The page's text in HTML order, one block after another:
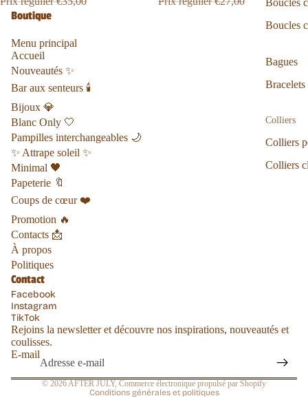
Boucles
Boucles
Bagues
Bracelets
Colliers
Colliers
Colliers
Boutique
Menu principal
Accueil
Nouveautés ✨
Bar aux senteurs 🕯️
Bijoux 💎
Blanc Only 🤍
Pampilles interchangeables 🌙
✨ Attrape soleil ✨
Minimal 🖤
Papeterie 🔖
Coups de cœur ❤️
Promotion 🔥
Contacts 📩
À propos
Politiques
Contact
Facebook
Instagram
TikTok
Rejoins la newsletter et découvre nos inspirations, nouveautés et
coulisses.
E-mail
© 2026 AFTER JULY, Commerce électronique propulsé par Shopify
Conditions générales et politiques
Politique de remboursement
Politique de confidentialité
Conditions d’utilisation
Politique d’expédition
Coordonnées
Conditions générales de vente
Mentions légales